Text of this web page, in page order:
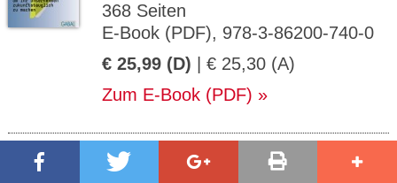
368 Seiten
E-Book (PDF), 978-3-86200-740-0
€ 25,99 (D) | € 25,30 (A)
Zum E-Book (PDF)
PDF